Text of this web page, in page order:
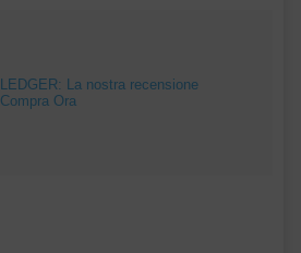
LEDGER: La nostra recensione
Compra Ora